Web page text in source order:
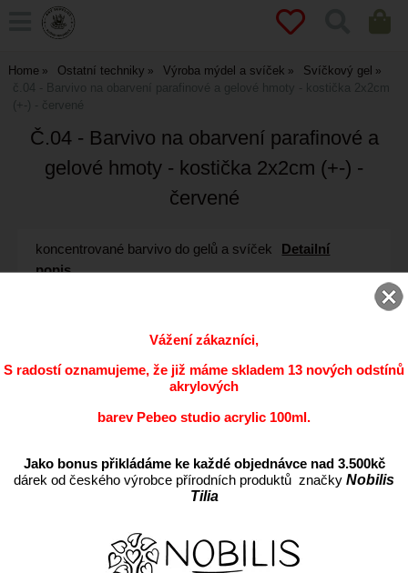
Home Ostatní techniky Výroba mýdel a svíček
Svíčkový gel
č.04 - Barvivo na obarvení parafinové a gelové hmoty - kostička 2x2cm
(+-) - červené
Č.04 - Barvivo na obarvení parafinové a
gelové hmoty - kostička 2x2cm (+-) -
červené
koncentrované barvivo do gelů a svíček
Detailní
popis...
ks
Přidat do oblíbených
Vážení zákazníci,
S radostí oznamujeme, že již máme skladem 13 nových odstínů
akrylových
barev Pebeo studio acrylic 100ml.
Jako bonus přikládáme ke každé objednávce nad 3.500kč
dárek od českého výrobce přírodních produktů značky Nobilis
Tilia